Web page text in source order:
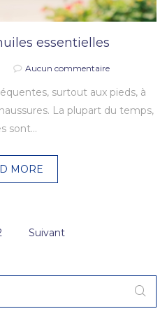
essentielles
Aucun commentaire
surtout aux pieds, à
La plupart du temps,
sont…
MORE
Suivant